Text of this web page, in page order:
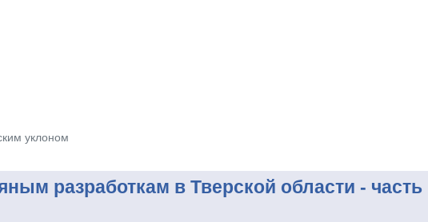
уклоном
разработкам в Тверской области - часть